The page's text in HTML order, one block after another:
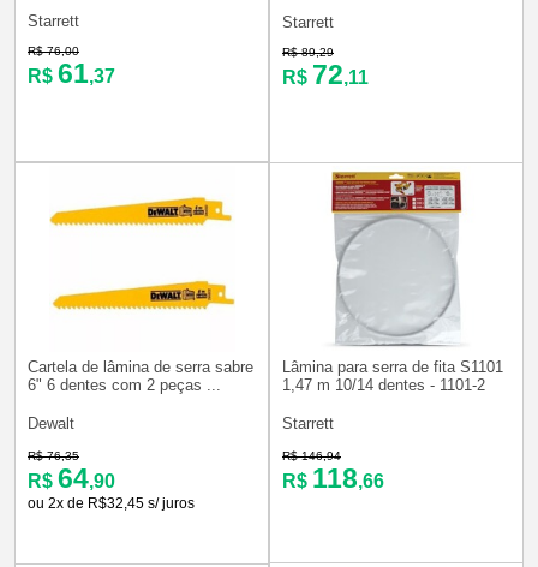
Starrett
R$ 76,00
R$ 61,37
Starrett
R$ 89,29
R$ 72,11
Cartela de lâmina de serra sabre
6" 6 dentes com 2 peças ...
Dewalt
R$ 76,35
R$ 64,90
ou 2x de R$32,45 s/ juros
Lâmina para serra de fita S1101
1,47 m 10/14 dentes - 1101-2
Starrett
R$ 146,94
R$ 118,66